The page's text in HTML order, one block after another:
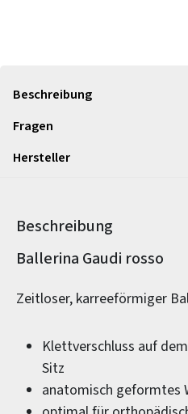
Beschreibung
Fragen
Hersteller
Beschreibung
Produktinformationen
Ballerina Gaudi rosso
Zeitloser, karreeförmiger
Klettverschluss auf
Sitz
anatomisch geformtes